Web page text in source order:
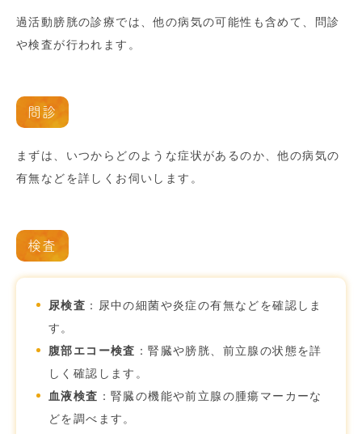
過活動膀胱の診療では、他の病気の可能性も含めて、問診
や検査が行われます。
問診
まずは、いつからどのような症状があるのか、他の病気の
有無などを詳しくお伺いします。
検査
尿検査 ：尿中の細菌や炎症の有無などを確認しま
す。
腹部エコー検査 ：腎臓や膀胱、前立腺の状態を詳
しく確認します。
血液検査 ：腎臓の機能や前立腺の腫瘍マーカーな
どを調べます。